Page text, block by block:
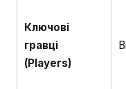
Ключові
гравці
(Players)